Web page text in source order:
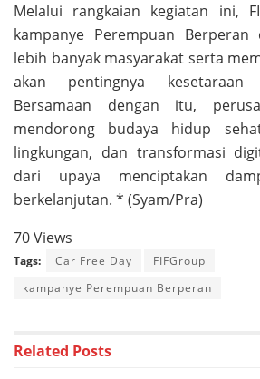
Melalui rangkaian kegiatan ini,
kampanye Perempuan Berperan
lebih banyak masyarakat serta
akan pentingnya kesetaraan
Bersamaan dengan itu,
mendorong budaya hidup
lingkungan, dan transformasi
dari upaya menciptakan
berkelanjutan. * (Syam/Pra)
70 Views
Tags: Car Free Day
FIFGroup
kampanye Perempuan Berperan
Related Posts